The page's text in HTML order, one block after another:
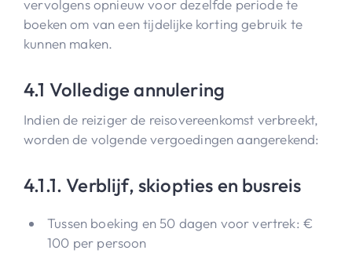
vervolgens opnieuw voor dezelfde periode te
boeken om van een tijdelijke korting gebruik te
kunnen maken.
4.1 Volledige annulering
Indien de reiziger de reisovereenkomst verbreekt,
worden de volgende vergoedingen aangerekend:
4.1.1. Verblijf, skiopties en busreis
Tussen boeking en 50 dagen voor vertrek: €
100 per persoon